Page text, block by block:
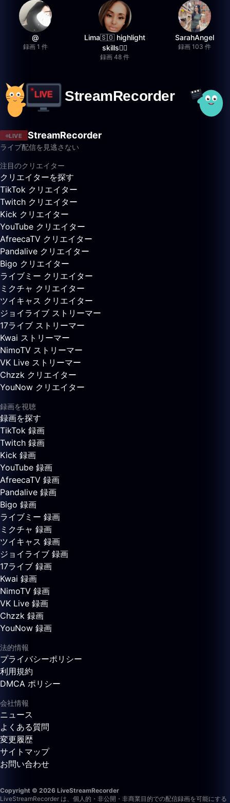
@
録画 1 件
Lima🇸🇴 highlight
skills✌🏽
録画 48 件
SarahAngel
録画 103 件
LIVE StreamRecorder
ライブ配信を見逃さない
注目のクリエイター
クリエイターを探す
TikTok クリエイター
Twitch クリエイター
Kick クリエイター
YouTube クリエイター
AfreecaTV クリエイター
Pandalive クリエイター
Bigo クリエイター
ライブミー クリエイター
ミクチャ クリエイター
ツイキャス クリエイター
ジョイライブ ストリーマー
17ライブ ストリーマー
Kwai ストリーマー
NimoTV ストリーマー
VK Live ストリーマー
Chzzk クリエイター
YouNow クリエイター
録画を視聴
録画を探す
TikTok 録画
Twitch 録画
Kick 録画
YouTube 録画
AfreecaTV 録画
Pandalive 録画
Bigo 録画
ライブミー 録画
ミクチャ 録画
ツイキャス 録画
ジョイライブ 録画
17ライブ 録画
Kwai 録画
NimoTV 録画
VK Live 録画
Chzzk 録画
YouNow 録画
法的情報
プライバシーポリシー
利用規約
DMCA ポリシー
会社情報
ニュース
よくある質問
変更履歴
サイトマップ
お問い合わせ
Copyright © 2026 LiveStreamRecorder
LiveStreamRecorder は、個人的・非公開・非商業目的での配信録画を可能にする